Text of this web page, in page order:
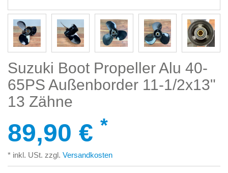
Suzuki Boot Propeller Alu 40-
65PS Außenborder 11-1/2x13"
13 Zähne
89,90 € *
* inkl. USt. zzgl. Versandkosten